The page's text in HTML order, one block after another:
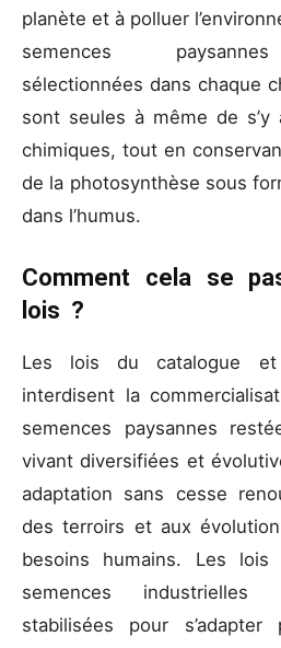
planète et à polluer
semences
sélectionnées dans chaque
sont seules à même de s’y
chimiques, tout en
de la photosynthèse sous
dans l’humus.
Comment cela se
lois ?
Les lois du catalogue
interdisent la
semences paysannes
vivant diversifiées et
adaptation sans cesse
des terroirs et aux
besoins humains. Les lois
semences industrielles
stabilisées pour